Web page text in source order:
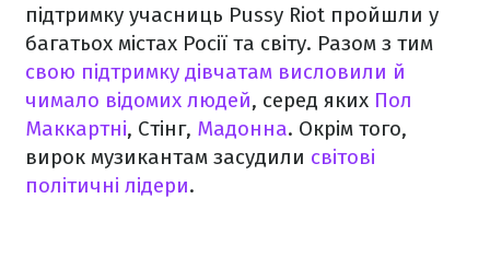
підтримку учасниць Pussy Riot пройшли у
багатьох містах Росії та світу. Разом з тим
свою підтримку дівчатам висловили й
чимало відомих людей, серед яких Пол
Маккартні, Стінг, Мадонна. Окрім того,
вирок музикантам засудили світові
політичні лідери.